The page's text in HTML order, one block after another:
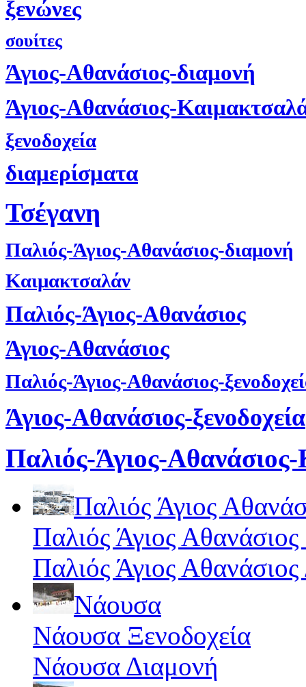
ξενώνες
σουίτες
Άγιος-Αθανάσιος-διαμονή
Άγιος-Αθανάσιος-
ξενοδοχεία
διαμερίσματα
Τσέγανη
Παλιός-Άγιος-Αθανάσιος-διαμονή
Καιμακτσαλάν
Παλιός-Άγιος-Αθανάσιος
Άγιος-Αθανάσιος
Παλιός-Άγιος-Αθανάσιος-
Άγιος-Αθανάσιος-ξενοδοχεία
Παλιός-Άγιος-
Παλιός Άγιος
Παλιός Άγιος Αθανάσιος
Παλιός Άγιος
Νάουσα
Νάουσα Ξενοδοχεία
Νάουσα Διαμονή